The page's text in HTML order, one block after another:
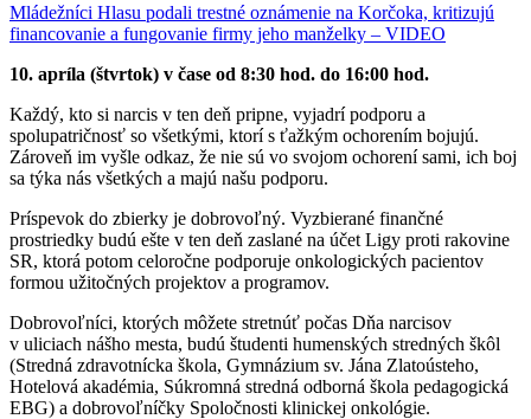
Mládežníci Hlasu podali trestné oznámenie na Korčoka, kritizujú
financovanie a fungovanie firmy jeho manželky – VIDEO
10. apríla (štvrtok) v čase od 8:30 hod. do 16:00 hod.
Každý, kto si narcis v ten deň pripne, vyjadrí podporu a
spolupatričnosť so všetkými, ktorí s ťažkým ochorením bojujú.
Zároveň im vyšle odkaz, že nie sú vo svojom ochorení sami, ich boj
sa týka nás všetkých a majú našu podporu.
Príspevok do zbierky je dobrovoľný. Vyzbierané finančné
prostriedky budú ešte v ten deň zaslané na účet Ligy proti rakovine
SR, ktorá potom celoročne podporuje onkologických pacientov
formou užitočných projektov a programov.
Dobrovoľníci, ktorých môžete stretnúť počas Dňa narcisov
v uliciach nášho mesta, budú študenti humenských stredných škôl
(Stredná zdravotnícka škola, Gymnázium sv. Jána Zlatoústeho,
Hotelová akadémia, Súkromná stredná odborná škola pedagogická
EBG) a dobrovoľníčky Spoločnosti klinickej onkológie.